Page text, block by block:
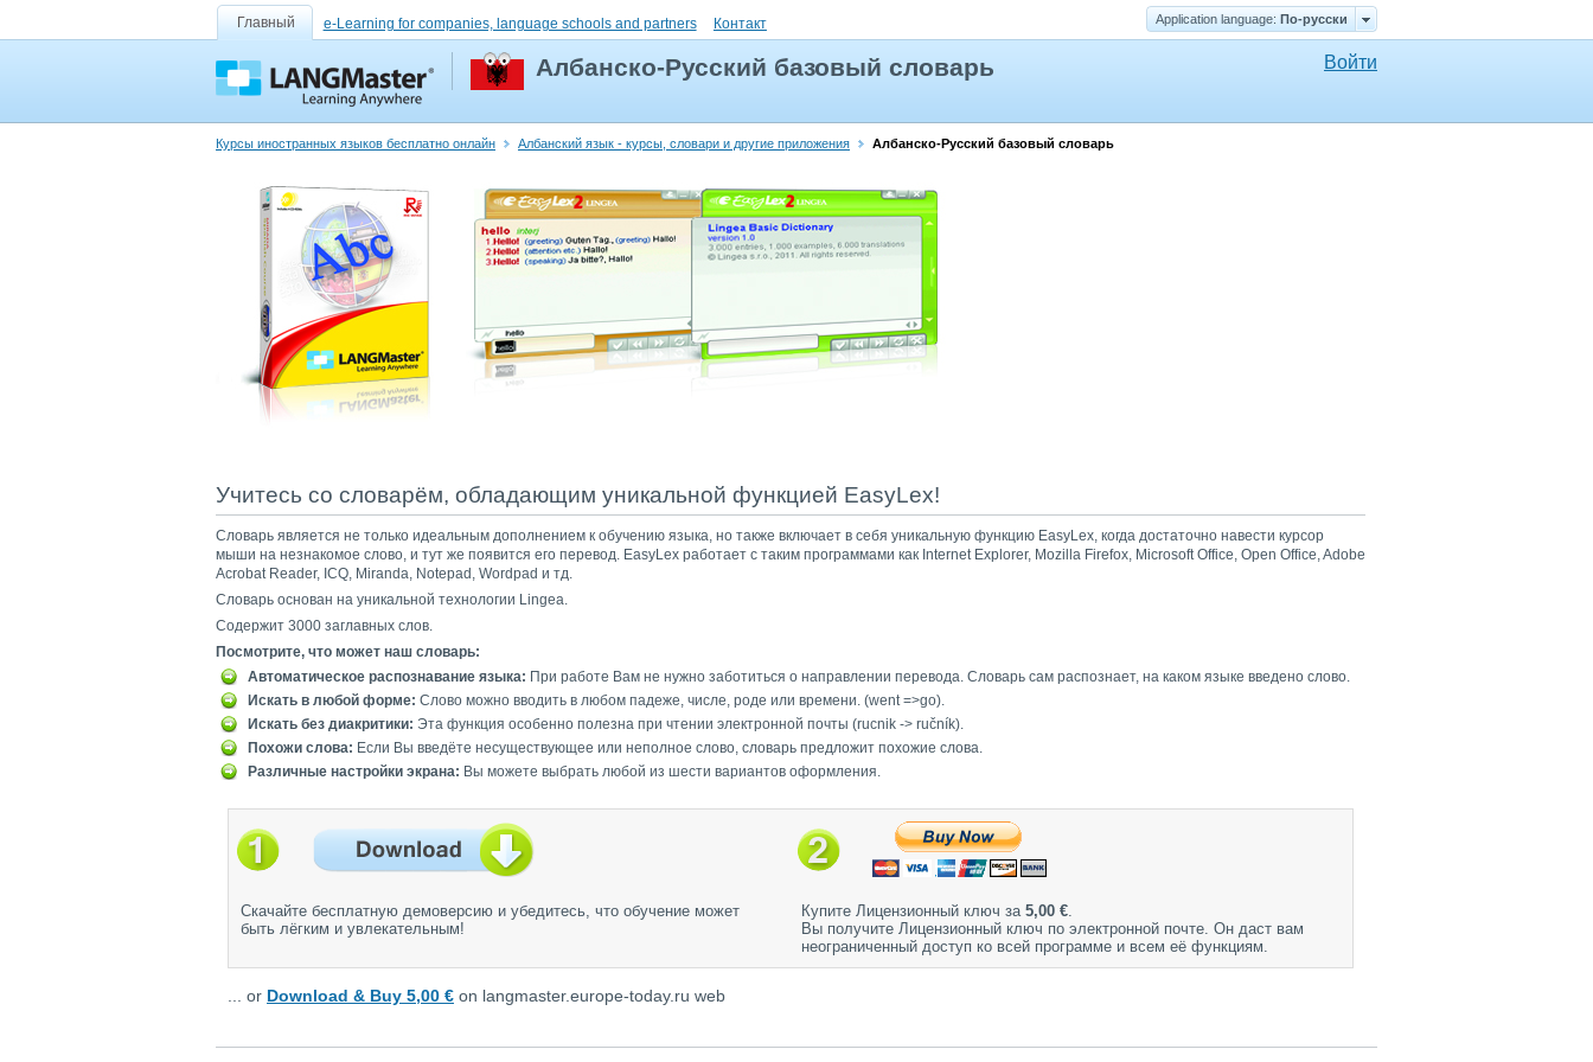
Главный e-Learning for companies, language schools and partners Контакт Application language: По-русски
Албанско-Русский базовый словарь Войти
Курсы иностранных языков бесплатно онлайн Албанский язык - курсы, словари и другие приложения Албанско-Русский базовый словарь
Учитесь со словарём, обладающим уникальной функцией EasyLex!
Словарь является не только идеальным дополнением к обучению языка, но также включает в себя уникальную функцию EasyLex, когда достаточно навести курсор
мыши на незнакомое слово, и тут же появится его перевод. EasyLex работает с таким программами как Internet Explorer, Mozilla Firefox, Microsoft Office, Open Office, Adobe
Acrobat Reader, ICQ, Miranda, Notepad, Wordpad и тд.
Словарь основан на уникальной технологии Lingea.
Содержит 3000 заглавных слов.
Посмотрите, что может наш словарь:
Автоматическое распознавание языка: При работе Вам не нужно заботиться о направлении перевода. Словарь сам распознает, на каком языке введено слово.
Искать в любой форме: Слово можно вводить в любом падеже, числе, роде или времени. (went =>go).
Искать без диакритики: Эта функция особенно полезна при чтении электронной почты (rucnik -> ručník).
Похожи слова: Если Вы введёте несуществующее или неполное слово, словарь предложит похожие слова.
Различные настройки экрана: Вы можете выбрать любой из шести вариантов оформления.
Скачайте бесплатную демоверсию и убедитесь, что обучение может
быть лёгким и увлекательным!
Купите Лицензионный ключ за 5,00 €
Вы получите Лицензионный ключ по электронной почте. Он даст вам
неограниченный доступ ко всей программе и всем её функциям.
... or Download & Buy 5,00 € on langmaster.europe-today.ru web